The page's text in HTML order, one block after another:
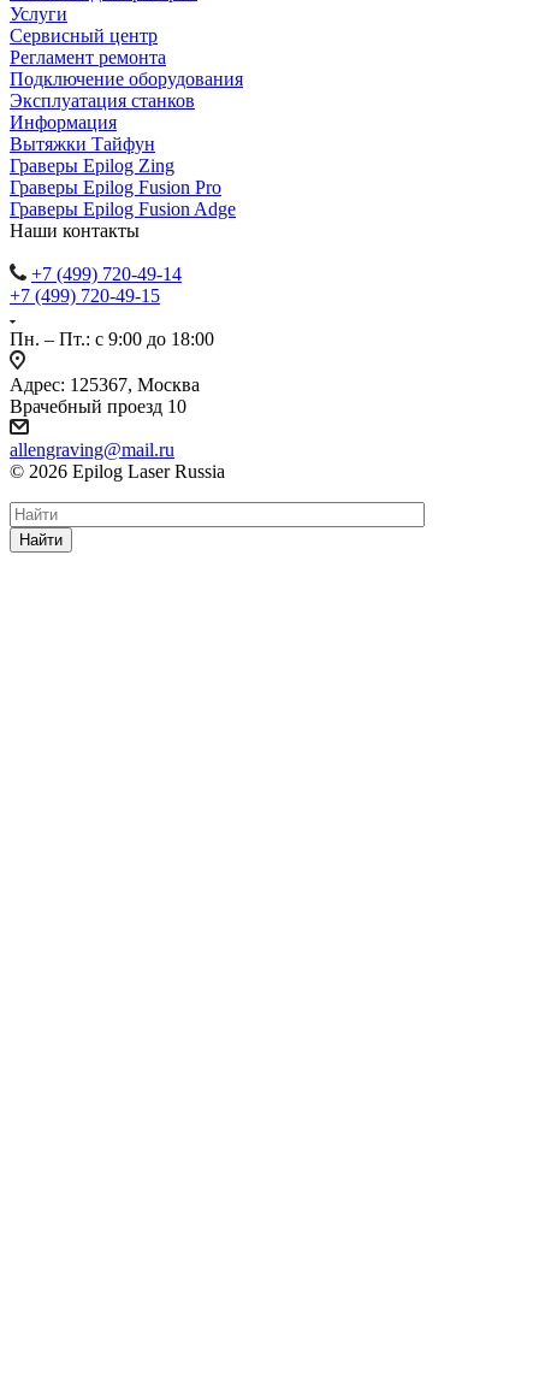
Услуги
Сервисный центр
Регламент ремонта
Подключение оборудования
Эксплуатация станков
Информация
Вытяжки Тайфун
Граверы Epilog Zing
Граверы Epilog Fusion Pro
Граверы Epilog Fusion Adge
Наши контакты
+7 (499) 720-49-14
+7 (499) 720-49-15
Пн. – Пт.: с 9:00 до 18:00
Адрес: 125367, Москва
Врачебный проезд 10
allengraving@mail.ru
© 2026 Epilog Laser Russia
Найти